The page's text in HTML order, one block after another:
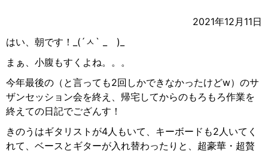
2021年12月11日
はい、朝です！
_(´ ㅅ ` _
)_
まぁ、小腹もすくよね。。。
今年最後の（と言っても2回しかできなかったけどw）のサ
ザンセッション会を終え、帰宅してからのもろもろ作業を
終えての日記でござんす！
きのうはギタリストが4人もいて、キーボードも2人いてく
れて、ベースとギターが入れ替わったりと、超豪華・超贅